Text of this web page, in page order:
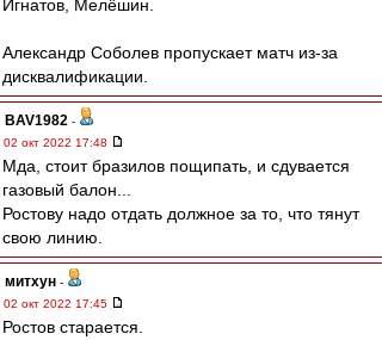
Игнатов, Мелёшин.
Александр Соболев пропускает матч из-за
дисквалификации.
BAV1982 -
02 окт 2022 17:48
Мда, стоит бразилов пощипать, и сдувается
газовый балон...
Ростову надо отдать должное за то, что тянут
свою линию.
митхун -
02 окт 2022 17:45
Ростов старается.